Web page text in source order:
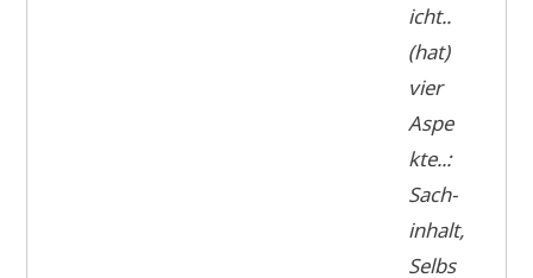
icht..
(hat)
vier
Aspe
k­te..:
Sach­
in­halt,
Selbs